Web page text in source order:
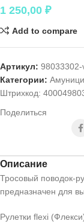
1 250,00 ₽
Add to compare
Артикул: 98033302-
Категории:
Штрихкод:
Поделиться
Описание
Тросовый поводок-
предназначен для
Рулетки flexi